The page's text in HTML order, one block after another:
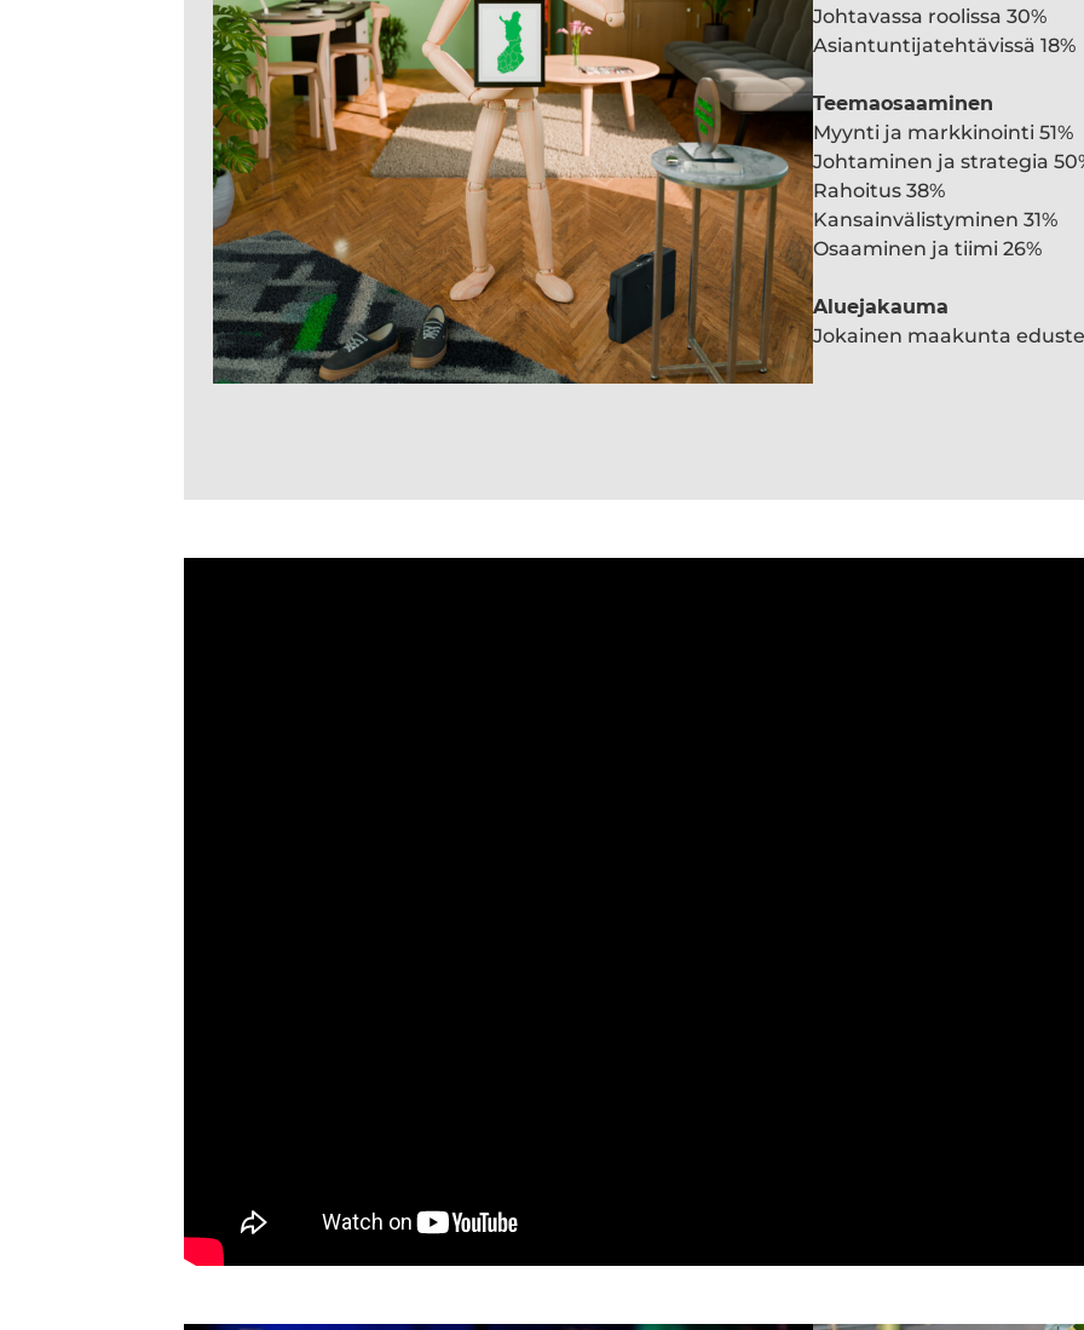
Johtavassa roolissa 30%
Asiantuntijatehtävissä 18%
Teemaosaaminen
Myynti ja markkinointi 51%
Johtaminen ja strategia
Rahoitus 38%
Kansainvälistyminen 31%
Osaaminen ja tiimi 26%
Aluejakauma
Jokainen maakunta